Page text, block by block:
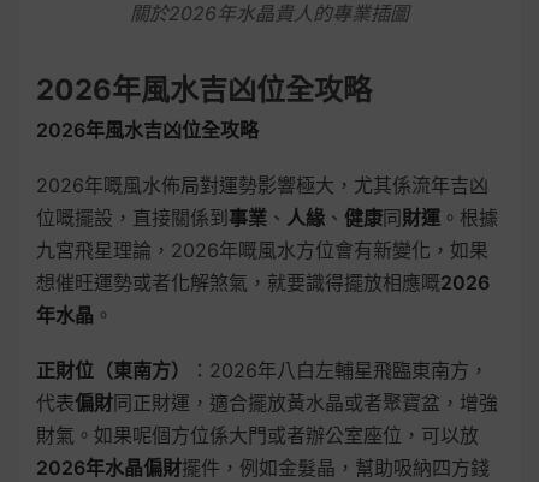
關於2026年水晶貴人的專業插圖
2026年風水吉凶位全攻略
2026年風水吉凶位全攻略
2026年嘅風水佈局對運勢影響極大，尤其係流年吉凶
位嘅擺設，直接關係到 事業 、 人緣 、 健康同財運 。根據
九宮飛星理論，2026年嘅風水方位會有新變化，如果
想催旺運勢或者化解煞氣，就要識得擺放相應嘅2026
年水晶 。
正財位（東南方）
：2026年八白左輔星飛臨東南方，
代表偏財同正財運，適合擺放黃水晶或者聚寶盆，增強
財氣。如果呢個方位係大門或者辦公室座位，可以放
2026年水晶偏財擺件，例如金髮晶，幫助吸納四方錢